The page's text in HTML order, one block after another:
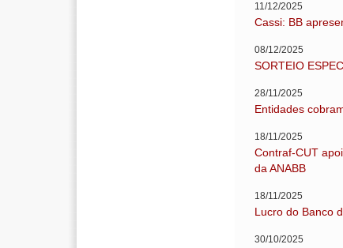
11/12/2025
Cassi: BB
08/12/2025
SORTEIO
28/11/2025
Entidades
18/11/2025
Contraf-CUT
da ANABB
18/11/2025
Lucro do Banco
30/10/2025